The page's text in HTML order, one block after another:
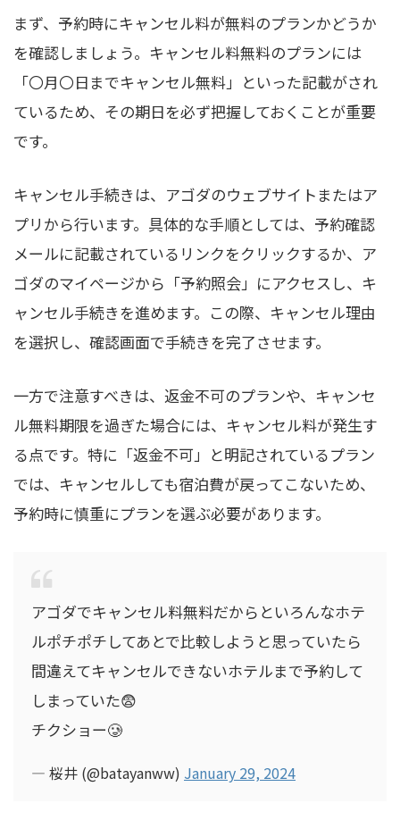
まず、予約時にキャンセル料が無料のプランかどうか
を確認しましょう。キャンセル料無料のプランには
「〇月〇日までキャンセル無料」といった記載がされ
ているため、その期日を必ず把握しておくことが重要
です。
キャンセル手続きは、アゴダのウェブサイトまたはア
プリから行います。具体的な手順としては、予約確認
メールに記載されているリンクをクリックするか、ア
ゴダのマイページから「予約照会」にアクセスし、キ
ャンセル手続きを進めます。この際、キャンセル理由
を選択し、確認画面で手続きを完了させます。
一方で注意すべきは、返金不可のプランや、キャンセ
ル無料期限を過ぎた場合には、キャンセル料が発生す
る点です。特に「返金不可」と明記されているプラン
では、キャンセルしても宿泊費が戻ってこないため、
予約時に慎重にプランを選ぶ必要があります。
アゴダでキャンセル料無料だからといろんなホテ
ルポチポチしてあとで比較しようと思っていたら
間違えてキャンセルできないホテルまで予約して
しまっていた😨
チクショー🥲
— 桜井 (@batayanww) January 29, 2024